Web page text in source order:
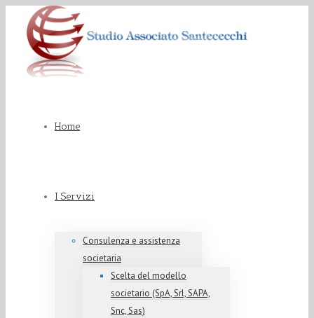
Home
I Servizi
Consulenza e assistenza
societaria
Scelta del modello
societario (SpA, Srl, SAPA,
Snc, Sas)